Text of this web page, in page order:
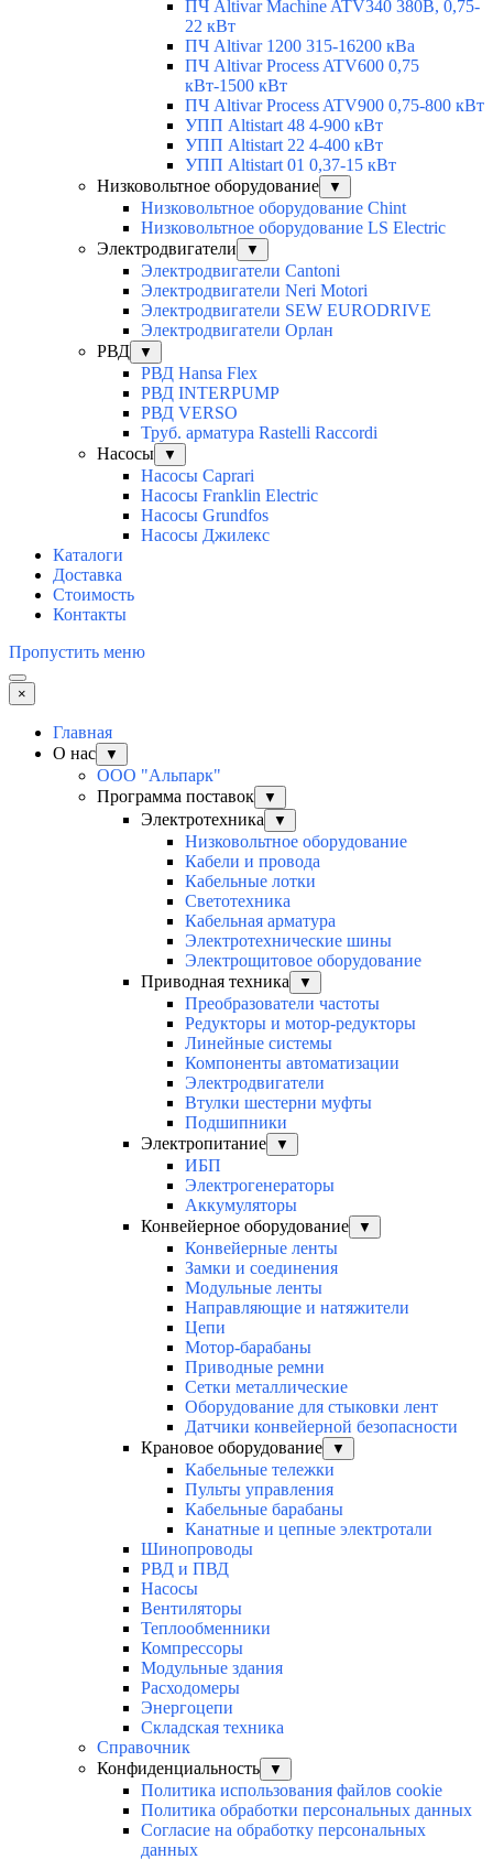
ПЧ Altivar Machine ATV340 380В, 0,75-
22 кВт
ПЧ Altivar 1200 315-16200 кВа
ПЧ Altivar Process ATV600 0,75
кВт-1500 кВт
ПЧ Altivar Process ATV900 0,75-800 кВт
УПП Altistart 48 4-900 кВт
УПП Altistart 22 4-400 кВт
УПП Altistart 01 0,37-15 кВт
Низковольтное оборудование
▼
Низковольтное оборудование Chint
Низковольтное оборудование LS Electric
Электродвигатели
▼
Электродвигатели Cantoni
Электродвигатели Neri Motori
Электродвигатели SEW EURODRIVE
Электродвигатели Орлан
РВД
▼
РВД Hansa Flex
РВД INTERPUMP
РВД VERSO
Труб. арматура Rastelli Raccordi
Насосы
▼
Насосы Caprari
Насосы Franklin Electric
Насосы Grundfos
Насосы Джилекс
Каталоги
Доставка
Стоимость
Контакты
Пропустить меню
×
Главная
О нас
▼
ООО "Альпарк"
Программа поставок
▼
Электротехника ▼
Низковольтное оборудование
Кабели и провода
Кабельные лотки
Светотехника
Кабельная арматура
Электротехнические шины
Электрощитовое оборудование
Приводная техника
▼
Преобразователи частоты
Редукторы и мотор-редукторы
Линейные системы
Компоненты автоматизации
Электродвигатели
Втулки шестерни муфты
Подшипники
Электропитание
▼
ИБП
Электрогенераторы
Аккумуляторы
Конвейерное оборудование
▼
Конвейерные ленты
Замки и соединения
Модульные ленты
Направляющие и натяжители
Цепи
Мотор-барабаны
Приводные ремни
Сетки металлические
Оборудование для стыковки лент
Датчики конвейерной безопасности
Крановое оборудование
▼
Кабельные тележки
Пульты управления
Кабельные барабаны
Канатные и цепные электротали
Шинопроводы
РВД и ПВД
Насосы
Вентиляторы
Теплообменники
Компрессоры
Модульные здания
Расходомеры
Энергоцепи
Складская техника
Справочник
Конфиденциальность
▼
Политика использования файлов cookie
Политика обработки персональных данных
Согласие на обработку персональных
данных